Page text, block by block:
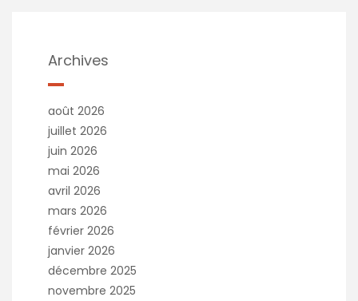
Archives
août 2026
juillet 2026
juin 2026
mai 2026
avril 2026
mars 2026
février 2026
janvier 2026
décembre 2025
novembre 2025